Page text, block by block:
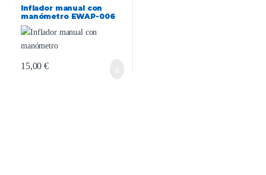
Inflador manual con
manómetro EWAP-006
negro
15,00€